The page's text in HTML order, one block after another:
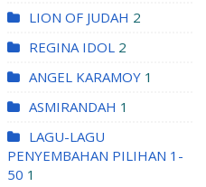
LION OF JUDAH 2
REGINA IDOL 2
ANGEL KARAMOY 1
ASMIRANDAH 1
LAGU-LAGU
PENYEMBAHAN PILIHAN 1-
50 1